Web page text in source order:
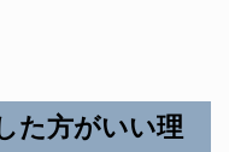
た方がいい理